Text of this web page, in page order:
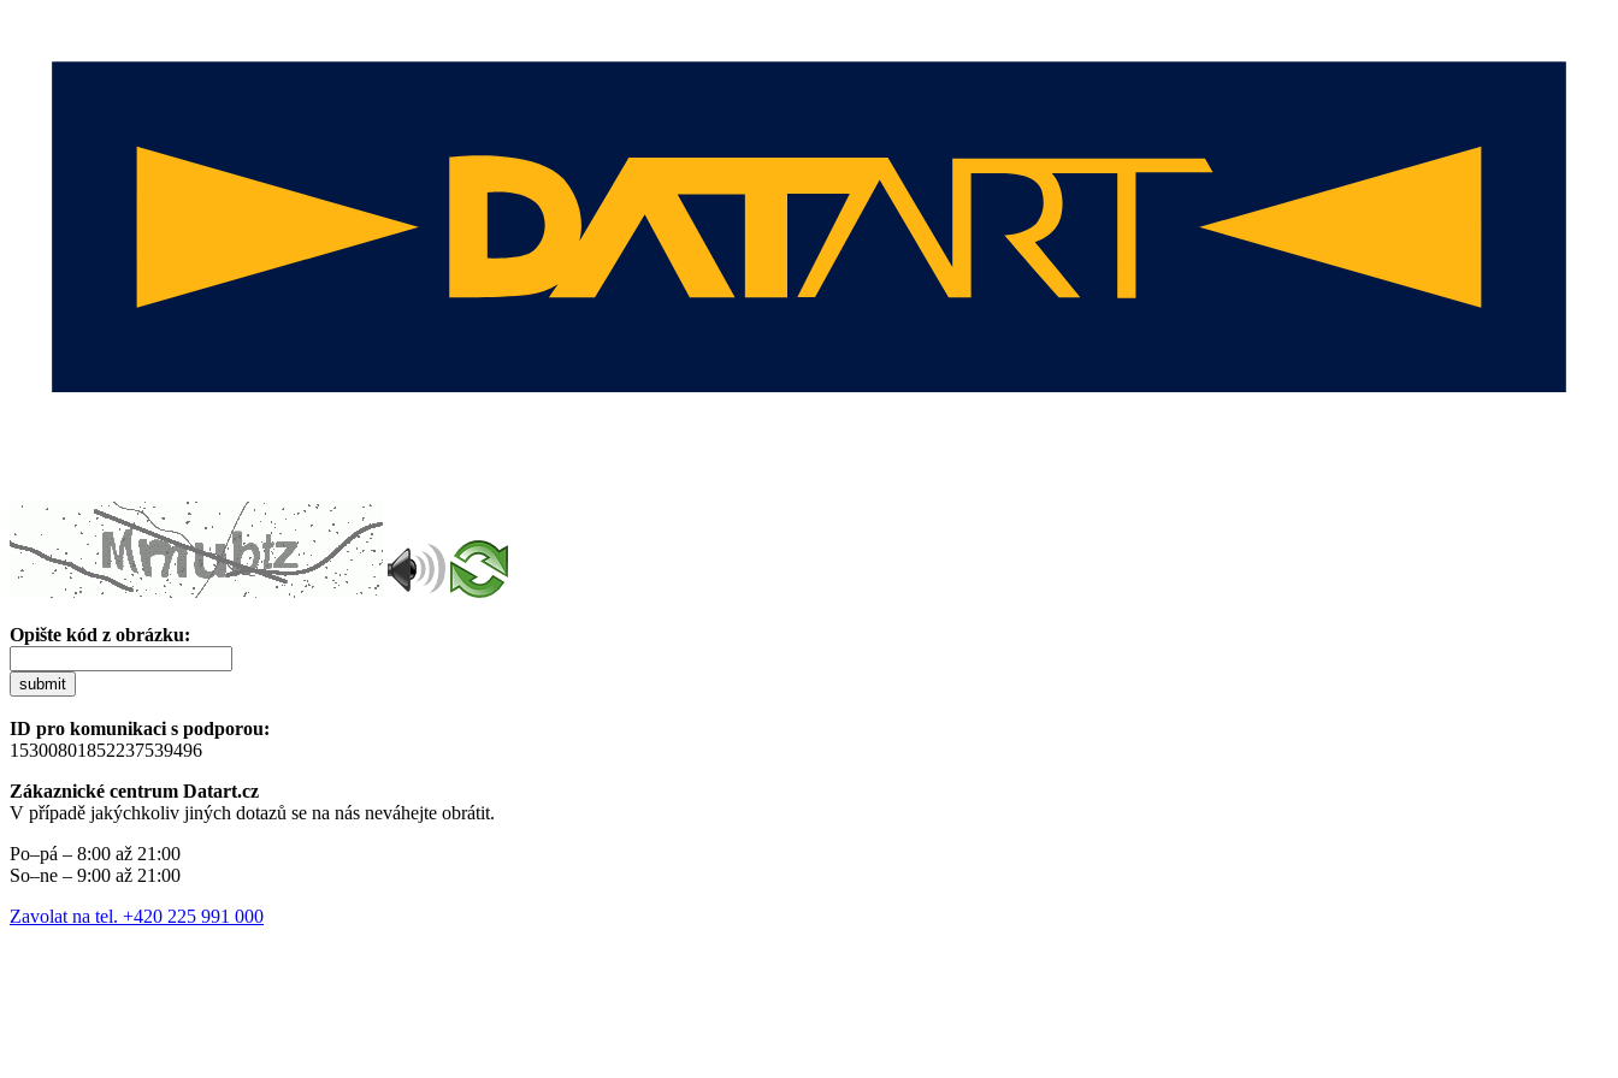
Opište kód z obrázku:
submit
ID pro komunikaci s podporou:
15300801852237539496
Zákaznické centrum Datart.cz
V případě jakýchkoliv jiných dotazů se na nás neváhejte obrátit.
Po–pá – 8:00 až 21:00
So–ne – 9:00 až 21:00
Zavolat na tel. +420 225 991 000